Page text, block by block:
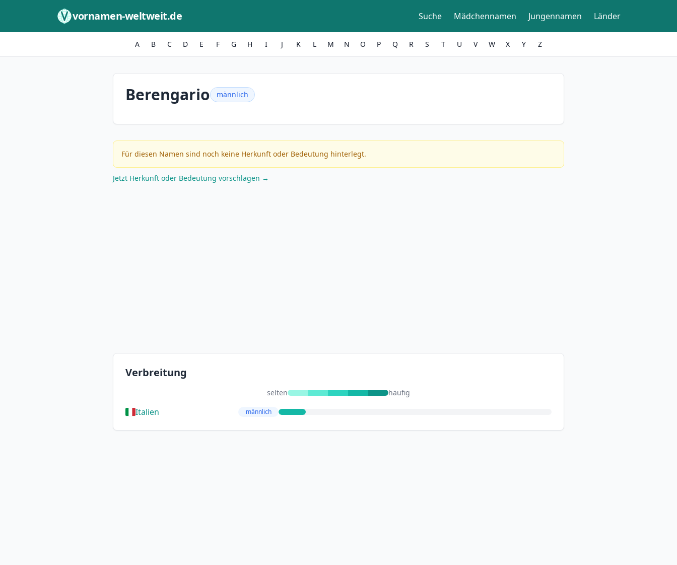
vornamen-weltweit.de Suche Mädchennamen Jungennamen Länder
A B C D E F G H I J K L M N O P Q R S T U V W X Y Z
Berengario männlich
Für diesen Namen sind noch keine Herkunft oder Bedeutung hinterlegt.
Jetzt Herkunft oder Bedeutung vorschlagen →
Verbreitung
selten häufig
Italien männlich